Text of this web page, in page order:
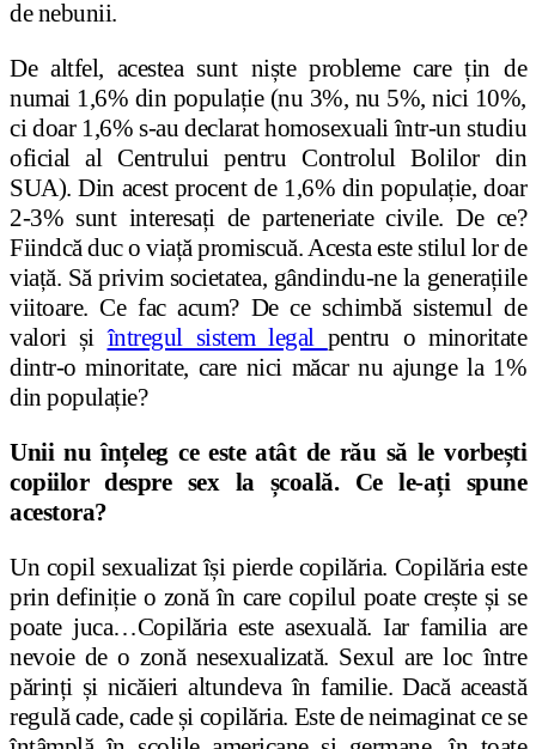
de nebunii.
De altfel, acestea sunt niște probleme care țin de
numai 1,6% din populație (nu 3%, nu 5%, nici 10%,
ci doar 1,6% s-au declarat homosexuali într-un studiu
oficial al Centrului pentru Controlul Bolilor din
SUA). Din acest procent de 1,6% din populație, doar
2-3% sunt interesați de parteneriate civile. De ce?
Fiindcă duc o viață promiscuă. Acesta este stilul lor de
viață. Să privim societatea, gândindu-ne la generațiile
viitoare. Ce fac acum? De ce schimbă sistemul de
valori șiîntregul sistem legal pentru o minoritate
dintr-o minoritate, care nici măcar nu ajunge la 1%
din populație?
Unii nu înțeleg ce este atât de rău să le vorbești
copiilor despre sex la școală. Ce le-ați spune
acestora?
Un copil sexualizat își pierde copilăria. Copilăria este
prin definiție o zonă în care copilul poate crește și se
poate juca…Copilăria este asexuală. Iar familia are
nevoie de o zonă nesexualizată. Sexul are loc între
părinți și nicăieri altundeva în familie. Dacă această
regulă cade, cade și copilăria. Este de neimaginat ce se